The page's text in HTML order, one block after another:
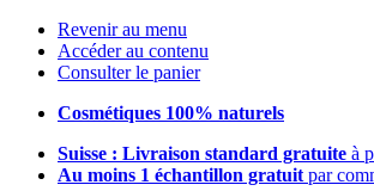
Revenir au menu
Accéder au contenu
Consulter le panier
Cosmétiques 100% naturels
Suisse : Livraison standard gratuite à
Au moins 1 échantillon gratuit par